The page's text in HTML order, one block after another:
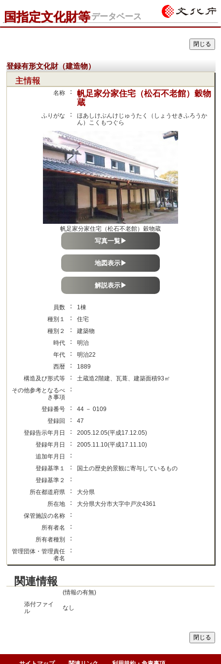
国指定文化財等データベース
登録有形文化財（建造物）
主情報
名称 ：
帆足家分家住宅（松石不老館）穀物
蔵
ふりがな ：
ほあしけぶんけじゅうたく（しょうせきふろうか
ん）こくもつぐら
帆足家分家住宅（松石不老館）穀物蔵
写真一覧▶
地図表示▶
解説表示▶
員数 ：
1棟
種別１
：
住宅
種別２
：
建築物
時代
：
明治
年代
：
明治22
西暦
：
1889
構造及び形式等
：
土蔵造2階建、瓦葺、建築面積93㎡
その他参考となるべ
き事項
：
登録番号 ：
44 － 0109
登録回
：
47
登録告示年月日
：
2005.12.05(平成17.12.05)
登録年月日
：
2005.11.10(平成17.11.10)
追加年月日
：
登録基準１ ：
国土の歴史的景観に寄与しているもの
登録基準２
：
所在都道府県 ：
大分県
所在地
：
大分県大分市大字中戸次4361
保管施設の名称
：
所有者名 ：
所有者種別 ：
管理団体・管理責任
者名
：
関連情報
(情報の有無)
添付ファイ
ル
なし